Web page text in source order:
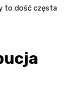
to dość częsta